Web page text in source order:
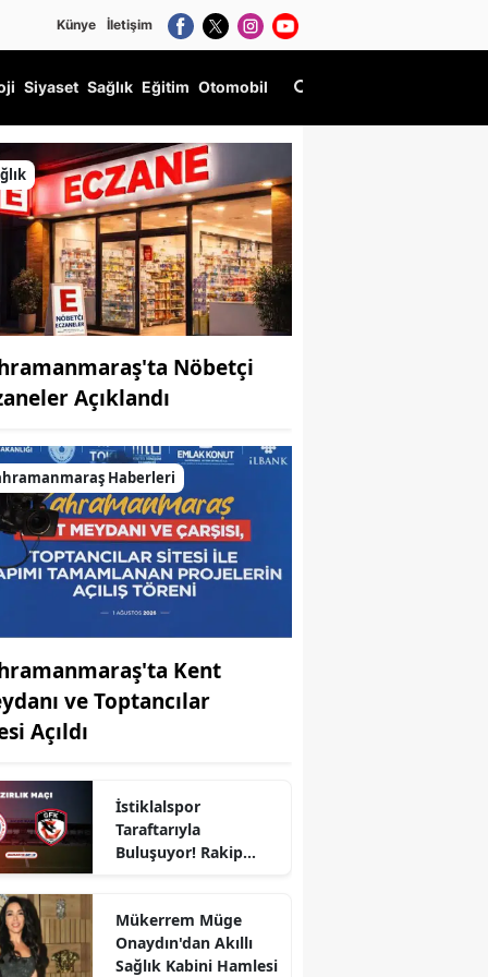
Künye İletişim
Siyaset Sağlık Eğitim Otomobil
Nöbetçi
Açıklandı
Haberleri
Kent
ve Toptancılar
Açıldı
İstiklalspor
Taraftarıyla
Buluşuyor! Rakip
Mükerrem Müge
Onaydın'dan Akıllı
Sağlık Kabini Hamlesi